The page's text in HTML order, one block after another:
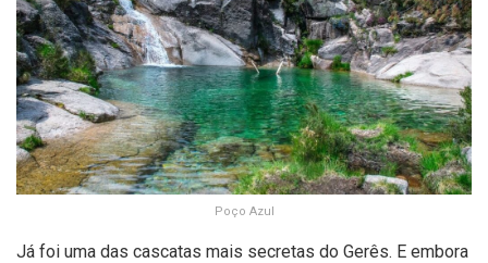
Poço Azul
Já foi uma das cascatas mais secretas do Gerês. E embora